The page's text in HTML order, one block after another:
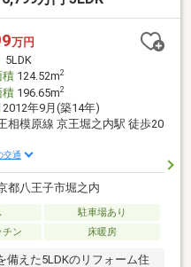
万円
5LDK
積124.52m2
積196.65m2
2012年9月(築14年)
相模原線 京王堀之内駅 徒歩20
交通
都八王子市堀之内
駐車場あり
チン 床暖房
備えた5LDKのリフォーム住